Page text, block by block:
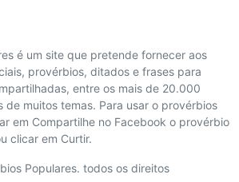
é um site que pretende fornecer aos
provérbios, ditados e frases para
entre os mais de 20.000
de muitos temas. Para usar o provérbios
em Compartilhe no Facebook o provérbio
clicar em Curtir.
Populares. todos os direitos